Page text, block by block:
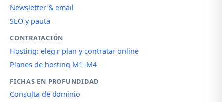
Newsletter & email
SEO y pauta
CONTRATACIÓN
Hosting: elegir plan y contratar online
Planes de hosting M1–M4
FICHAS EN PROFUNDIDAD
Consulta de dominio